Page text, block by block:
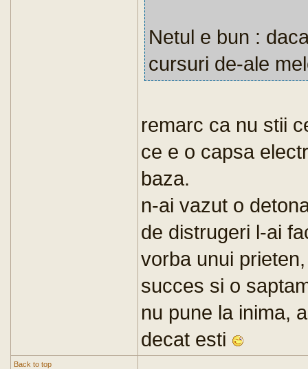
Netul e bun :
cursuri de-ale
remarc ca nu stii
ce e o capsa
baza.
n-ai vazut o
de distrugeri l-ai
vorba unui
succes si o
nu pune la inima,
decat esti
Back to top